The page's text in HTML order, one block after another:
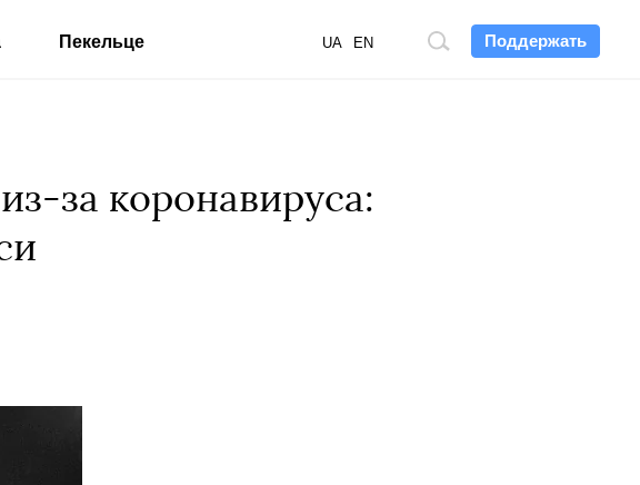
Поддержать
Поиск
UA EN
Пекельце
за коронавируса: